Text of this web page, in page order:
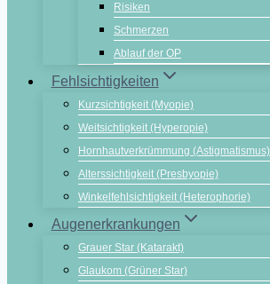
Risiken
Schmerzen
Ablauf der OP
Fehlsichtigkeiten
Kurzsichtigkeit (Myopie)
Weitsichtigkeit (Hyperopie)
Hornhautverkrümmung (Astigmatismus)
Alterssichtigkeit (Presbyopie)
Winkelfehlsichtigkeit (Heterophorie)
Augenerkrankungen
Grauer Star (Katarakt)
Glaukom (Grüner Star)